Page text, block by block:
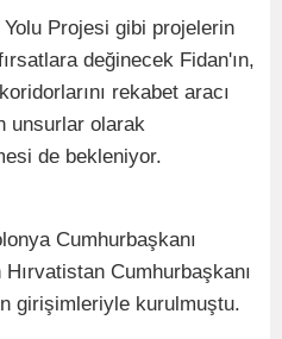
Projesi gibi projelerin
değinecek Fidan'ın,
rekabet aracı
unsurlar olarak
de bekleniyor.
Cumhurbaşkanı
Cumhurbaşkanı
girişimleriyle kurulmuştu.